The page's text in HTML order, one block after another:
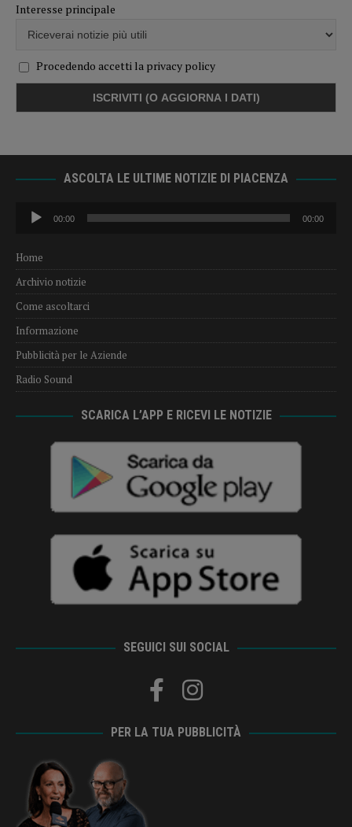
Interesse principale
Procedendo accetti la privacy policy
ASCOLTA LE ULTIME NOTIZIE DI PIACENZA
Audio
Player
00:00 00:00
Home
Archivio notizie
Come ascoltarci
Informazione
Pubblicità per le Aziende
Radio Sound
SCARICA L’APP E RICEVI LE NOTIZIE
SEGUICI SUI SOCIAL
PER LA TUA PUBBLICITÀ